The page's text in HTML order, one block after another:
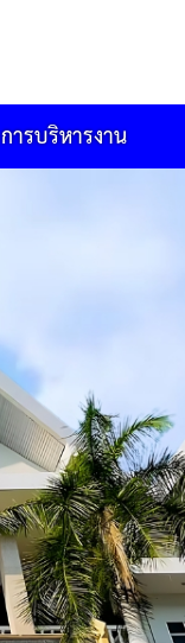
การบริหารงาน